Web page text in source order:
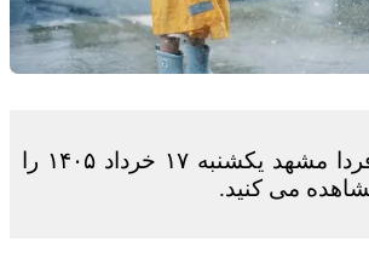
وضعیت هوای فردا مشهد یکشنبه ۱۷ خرداد ۱۴۰۵ را
می کنید.